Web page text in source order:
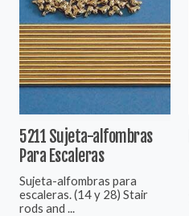
5211 Sujeta-alfombras
Para Escaleras
Sujeta-alfombras para
escaleras. (14 y 28) Stair
rods and ...